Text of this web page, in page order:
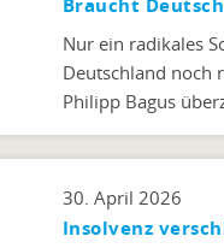
Braucht
Nur ein radikales
Deutschland noch
Philipp Bagus
30. April 2026
Insolvenz